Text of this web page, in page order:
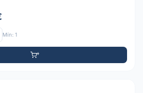
Mín: 1